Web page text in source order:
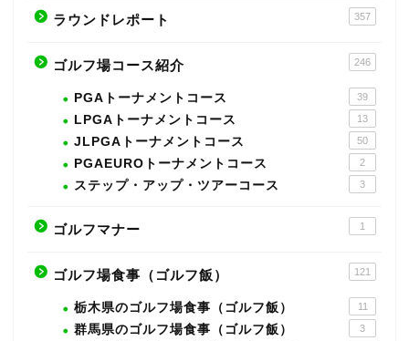
ラウンドレポート 357
ゴルフ場コース紹介 246
PGAトーナメントコース 39
LPGAトーナメントコース 13
JLPGAトーナメントコース 50
PGAEUROトーナメントコース 2
ステップ・アップ・ツアーコース 3
ゴルフマナー 1
ゴルフ場食事（ゴルフ飯） 121
栃木県のゴルフ場食事（ゴルフ飯） 11
群馬県のゴルフ場食事（ゴルフ飯） 3